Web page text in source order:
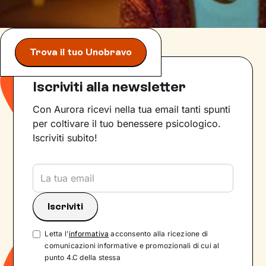
Trova il tuo Unobravo
Iscriviti alla newsletter
Con Aurora ricevi nella tua email tanti spunti
per coltivare il tuo benessere psicologico.
Iscriviti subito!
Letta l'informativa acconsento alla ricezione di
comunicazioni informative e promozionali di cui al
punto 4.C della stessa